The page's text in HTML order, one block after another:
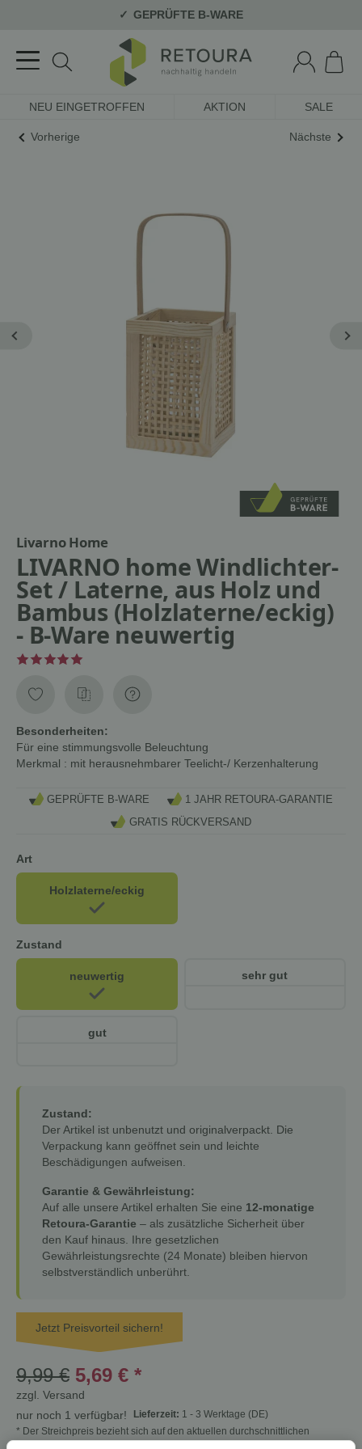
GEPRÜFTE B-WARE
NEU EINGETROFFEN AKTION SALE
Vorherige Nächste
Livarno Home
LIVARNO home Windlichter-
Set / Laterne, aus Holz und
Bambus (Holzlaterne/eckig)
- B-Ware neuwertig
Besonderheiten:
Für eine stimmungsvolle Beleuchtung
Merkmal : mit herausnehmbarer Teelicht-/ Kerzenhalterung
GEPRÜFTE B-WARE
1 JAHR RETOURA-GARANTIE
GRATIS RÜCKVERSAND
Art
Holzlaterne/eckig
Zustand
neuwertig sehr gut
gut
Zustand:
Der Artikel ist unbenutzt und originalverpackt. Die
Verpackung kann geöffnet sein und leichte
Beschädigungen aufweisen.
Garantie & Gewährleistung:
Auf alle unsere Artikel erhalten Sie eine 12-monatige
Retoura-Garantie – als zusätzliche Sicherheit über
den Kauf hinaus. Ihre gesetzlichen
Gewährleistungsrechte (24 Monate) bleiben hiervon
selbstverständlich unberührt.
Jetzt Preisvorteil sichern!
9,99 € 5,69 € *
zzgl. Versand
nur noch 1 verfügbar!
Lieferzeit: 1 - 3 Werktage (DE)
* Der Streichpreis bezieht sich auf den aktuellen durchschnittlichen
Neupreis bei Google Shopping Deutschland oder Idealo Deutschland.